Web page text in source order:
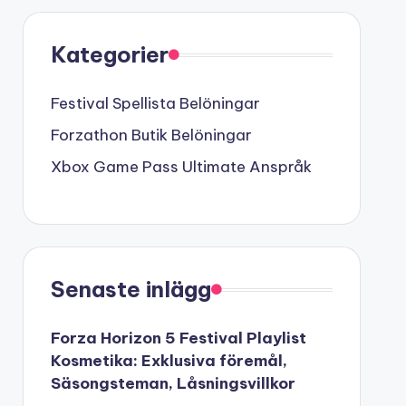
Kategorier
Festival Spellista Belöningar
Forzathon Butik Belöningar
Xbox Game Pass Ultimate Anspråk
Senaste inlägg
Forza Horizon 5 Festival Playlist
Kosmetika: Exklusiva föremål,
Säsongsteman, Låsningsvillkor